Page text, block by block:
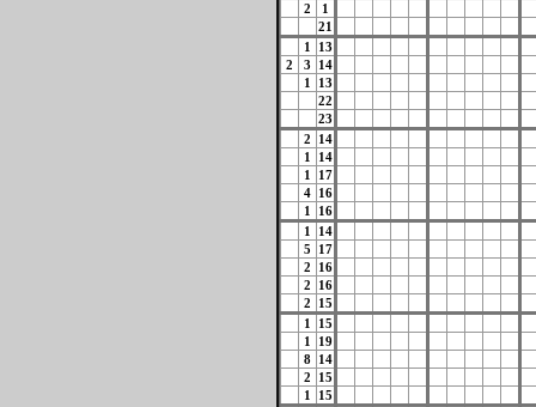
2
1
21
1
13
2
3
14
1
13
22
23
2
14
1
14
1
17
4 16
1
16
1
14
5
17
2
16
2
16
2
15
1
15
1
19
8 14
2
15
1
15